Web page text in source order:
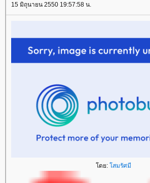
15 มิถุนายน 2550 19:57:58 น.
ดย: สมรัศมี